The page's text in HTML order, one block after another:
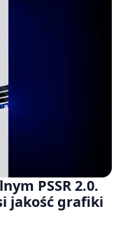
PSSR 2.0.
jakość grafiki